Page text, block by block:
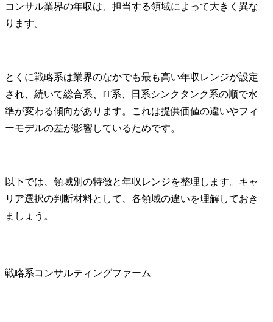
コンサル業界の年収は、担当する領域によって大きく異な
ります。
とくに戦略系は業界のなかでも最も高い年収レンジが設定
され、続いて総合系、IT系、日系シンクタンク系の順で水
準が変わる傾向があります。これは提供価値の違いやフィ
ーモデルの差が影響しているためです。
以下では、領域別の特徴と年収レンジを整理します。キャ
リア選択の判断材料として、各領域の違いを理解しておき
ましょう。
戦略系コンサルティングファーム